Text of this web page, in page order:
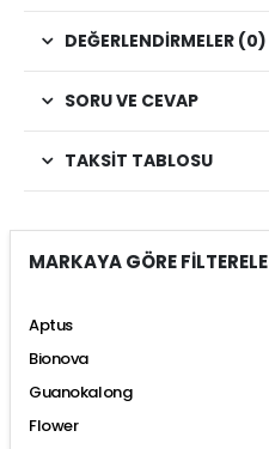
DEĞERLENDIRMELER (0)
SORU VE CEVAP
TAKSIT TABLOSU
MARKAYA GÖRE FİLTERELE
Aptus
Bionova
Guanokalong
Flower